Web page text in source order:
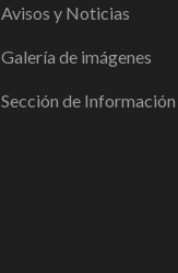
Avisos y Noticias
Galería de imágenes
Sección de Información